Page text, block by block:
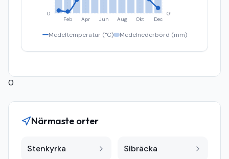
Feb Apr Jun Aug Okt Dec
0 0°
Medeltemperatur (°C) Medelnederbörd (mm)
0
Närmaste orter
Stenkyrka Sibräcka